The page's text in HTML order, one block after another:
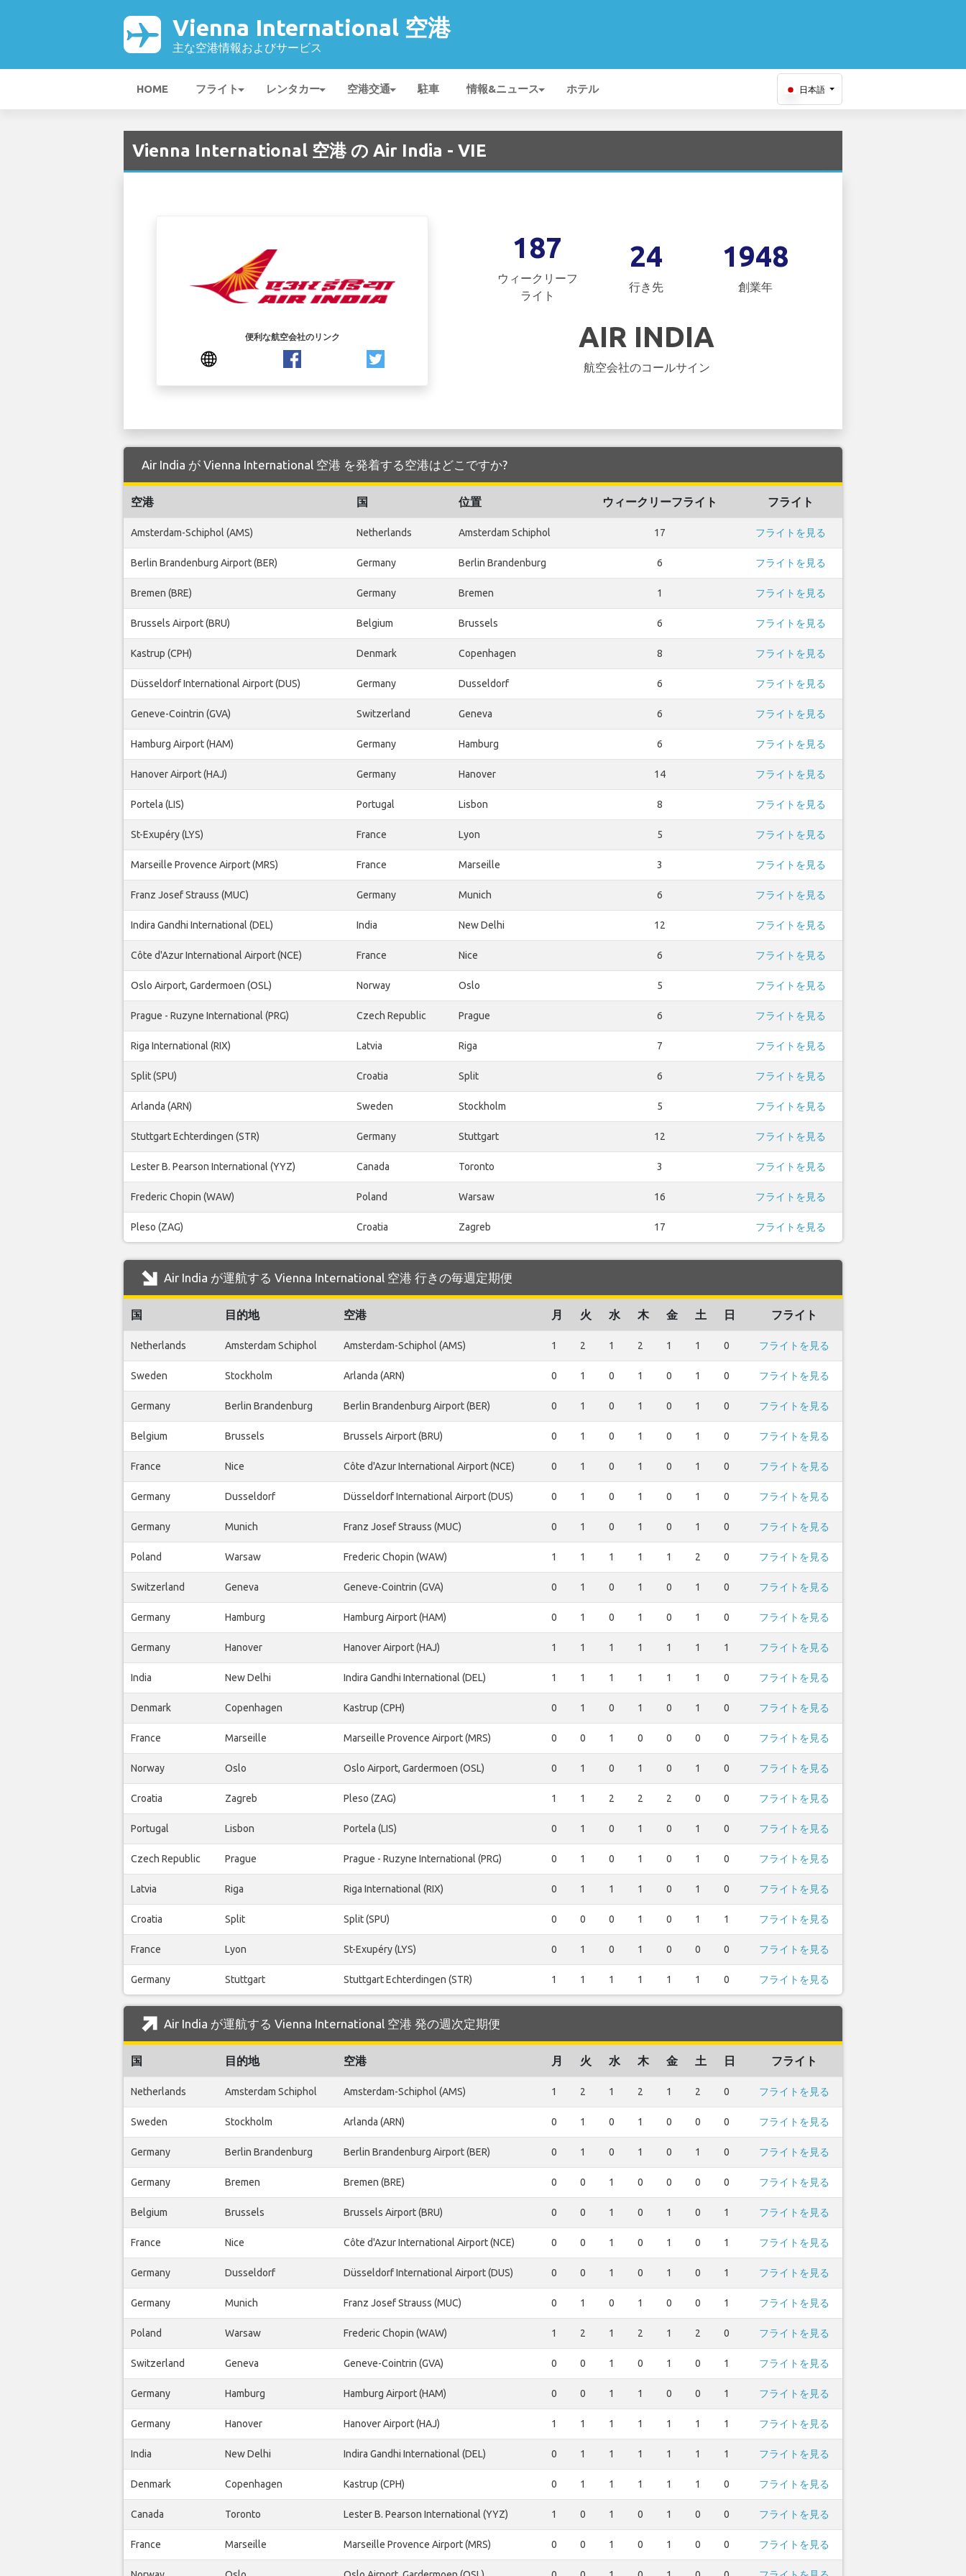
Vienna International 空港
主な空港情報およびサービス
HOME フライト レンタカー 空港交通 駐車 情報&ニュース ホテル 日本語
Vienna International 空港 の Air India - VIE
便利な航空会社のリンク
187
ウィークリーフ
ライト
24
行き先
1948
創業年
AIR INDIA
航空会社のコールサイン
Air India が Vienna International 空港 を発着する空港はどこですか?
空港 国 位置 ウィークリーフライト フライト
Amsterdam-Schiphol (AMS) Netherlands Amsterdam Schiphol 17 フライトを見る
Berlin Brandenburg Airport (BER) Germany Berlin Brandenburg 6 フライトを見る
Bremen (BRE) Germany Bremen 1 フライトを見る
Brussels Airport (BRU) Belgium Brussels 6 フライトを見る
Kastrup (CPH) Denmark Copenhagen 8 フライトを見る
Düsseldorf International Airport (DUS) Germany Dusseldorf 6 フライトを見る
Geneve-Cointrin (GVA) Switzerland Geneva 6 フライトを見る
Hamburg Airport (HAM) Germany Hamburg 6 フライトを見る
Hanover Airport (HAJ) Germany Hanover 14 フライトを見る
Portela (LIS) Portugal Lisbon 8 フライトを見る
St-Exupéry (LYS) France Lyon 5 フライトを見る
Marseille Provence Airport (MRS) France Marseille 3 フライトを見る
Franz Josef Strauss (MUC) Germany Munich 6 フライトを見る
Indira Gandhi International (DEL) India New Delhi 12 フライトを見る
Côte d'Azur International Airport (NCE) France Nice 6 フライトを見る
Oslo Airport, Gardermoen (OSL) Norway Oslo 5 フライトを見る
Prague - Ruzyne International (PRG) Czech Republic Prague 6 フライトを見る
Riga International (RIX) Latvia Riga 7 フライトを見る
Split (SPU) Croatia Split 6 フライトを見る
Arlanda (ARN) Sweden Stockholm 5 フライトを見る
Stuttgart Echterdingen (STR) Germany Stuttgart 12 フライトを見る
Lester B. Pearson International (YYZ) Canada Toronto 3 フライトを見る
Frederic Chopin (WAW) Poland Warsaw 16 フライトを見る
Pleso (ZAG) Croatia Zagreb 17 フライトを見る
Air India が運航する Vienna International 空港 行きの毎週定期便
国 目的地 空港 月 火 水 木 金 土 日 フライト
Netherlands Amsterdam Schiphol Amsterdam-Schiphol (AMS) 1 2 1 2 1 1 0 フライトを見る
Sweden Stockholm Arlanda (ARN) 0 1 0 1 0 1 0 フライトを見る
Germany Berlin Brandenburg Berlin Brandenburg Airport (BER) 0 1 0 1 0 1 0 フライトを見る
Belgium Brussels Brussels Airport (BRU) 0 1 0 1 0 1 0 フライトを見る
France Nice Côte d'Azur International Airport (NCE) 0 1 0 1 0 1 0 フライトを見る
Germany Dusseldorf Düsseldorf International Airport (DUS) 0 1 0 1 0 1 0 フライトを見る
Germany Munich Franz Josef Strauss (MUC) 0 1 0 1 0 1 0 フライトを見る
Poland Warsaw Frederic Chopin (WAW) 1 1 1 1 1 2 0 フライトを見る
Switzerland Geneva Geneve-Cointrin (GVA) 0 1 0 1 0 1 0 フライトを見る
Germany Hamburg Hamburg Airport (HAM) 0 1 0 1 0 1 0 フライトを見る
Germany Hanover Hanover Airport (HAJ) 1 1 1 1 1 1 1 フライトを見る
India New Delhi Indira Gandhi International (DEL) 1 1 1 1 1 1 0 フライトを見る
Denmark Copenhagen Kastrup (CPH) 0 1 0 1 0 1 0 フライトを見る
France Marseille Marseille Provence Airport (MRS) 0 0 1 0 0 0 0 フライトを見る
Norway Oslo Oslo Airport, Gardermoen (OSL) 0 1 0 1 0 1 0 フライトを見る
Croatia Zagreb Pleso (ZAG) 1 1 2 2 2 0 0 フライトを見る
Portugal Lisbon Portela (LIS) 0 1 0 1 0 1 0 フライトを見る
Czech Republic Prague Prague - Ruzyne International (PRG) 0 1 0 1 0 1 0 フライトを見る
Latvia Riga Riga International (RIX) 0 1 1 1 0 1 0 フライトを見る
Croatia Split Split (SPU) 0 0 0 1 0 1 1 フライトを見る
France Lyon St-Exupéry (LYS) 0 1 0 1 0 0 0 フライトを見る
Germany Stuttgart Stuttgart Echterdingen (STR) 1 1 1 1 1 1 0 フライトを見る
Air India が運航する Vienna International 空港 発の週次定期便
国 目的地 空港 月 火 水 木 金 土 日 フライト
Netherlands Amsterdam Schiphol Amsterdam-Schiphol (AMS) 1 2 1 2 1 2 0 フライトを見る
Sweden Stockholm Arlanda (ARN) 0 1 0 1 0 0 0 フライトを見る
Germany Berlin Brandenburg Berlin Brandenburg Airport (BER) 0 1 0 1 0 1 0 フライトを見る
Germany Bremen Bremen (BRE) 0 0 1 0 0 0 0 フライトを見る
Belgium Brussels Brussels Airport (BRU) 0 0 1 0 1 0 1 フライトを見る
France Nice Côte d'Azur International Airport (NCE) 0 0 1 0 1 0 1 フライトを見る
Germany Dusseldorf Düsseldorf International Airport (DUS) 0 0 1 0 1 0 1 フライトを見る
Germany Munich Franz Josef Strauss (MUC) 0 1 0 1 0 0 1 フライトを見る
Poland Warsaw Frederic Chopin (WAW) 1 2 1 2 1 2 0 フライトを見る
Switzerland Geneva Geneve-Cointrin (GVA) 0 0 1 0 1 0 1 フライトを見る
Germany Hamburg Hamburg Airport (HAM) 0 0 1 1 0 0 1 フライトを見る
Germany Hanover Hanover Airport (HAJ) 1 1 1 1 1 1 1 フライトを見る
India New Delhi Indira Gandhi International (DEL) 0 1 1 1 1 1 1 フライトを見る
Denmark Copenhagen Kastrup (CPH) 0 1 1 1 1 1 0 フライトを見る
Canada Toronto Lester B. Pearson International (YYZ) 1 0 1 0 1 0 0 フライトを見る
France Marseille Marseille Provence Airport (MRS) 0 0 1 0 1 0 0 フライトを見る